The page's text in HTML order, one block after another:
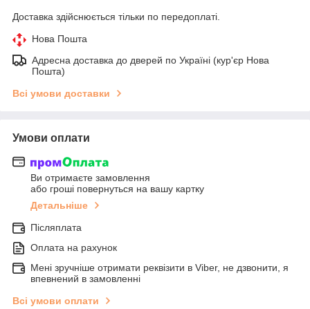
Доставка здійснюється тільки по передоплаті.
Нова Пошта
Адресна доставка до дверей по Україні (кур'єр Нова
Пошта)
Всі умови доставки
Умови оплати
Ви отримаєте замовлення
або гроші повернуться на вашу картку
Детальніше
Післяплата
Оплата на рахунок
Мені зручніше отримати реквізити в Viber, не дзвонити, я
впевнений в замовленні
Всі умови оплати